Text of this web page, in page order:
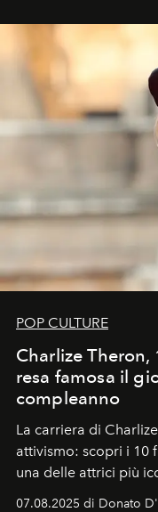
POP CULTURE
Charlize
resa famosa il
compleanno
La carriera di
attivismo: scopri i 10
una delle attrici più
07.08.2025 di Donato